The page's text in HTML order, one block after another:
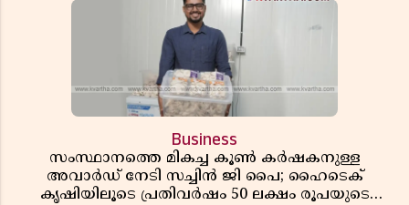
Business
സംസ്ഥാനത്തെ മികച്ച കൂൺ കർഷകനുള്ള
അവാർഡ് നേടി സച്ചിൻ ജി പൈ; ഹൈടെക്
കൃഷിയിലൂടെ പ്രതിവർഷം 50 ലക്ഷം രൂപയുടെ